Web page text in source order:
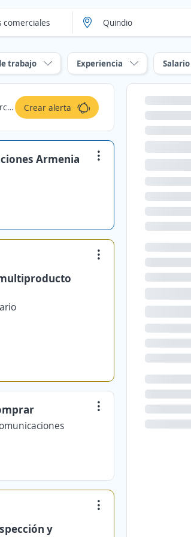
trabajo Experiencia Salario
Crear alerta
Armenia
y